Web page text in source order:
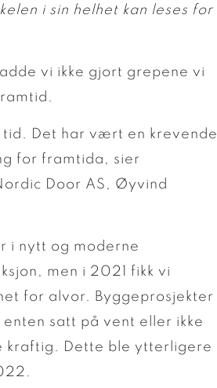
i sin helhet kan leses for
vi ikke gjort grepene vi
tid. Det har vært en krevende
for framtida, sier
Door AS, Øyvind
i nytt og moderne
men i 2021 fikk vi
for alvor. Byggeprosjekter
satt på vent eller ikke
kraftig. Dette ble ytterligere